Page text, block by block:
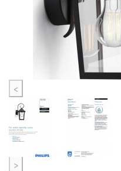
<
>